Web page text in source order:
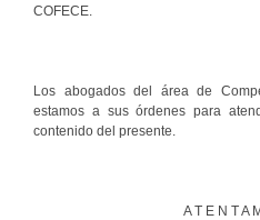
COFECE.
Los abogados del área de
estamos a sus órdenes para
contenido del presente.
A T E N T A